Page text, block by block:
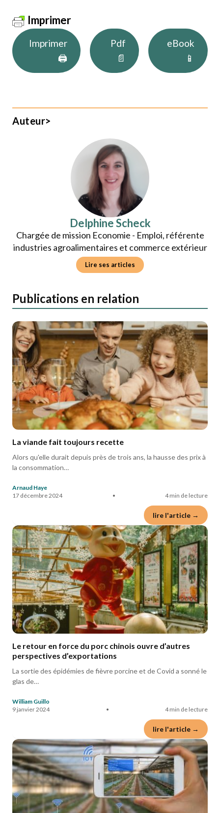
Imprimer
Imprimer
🖨
Pdf
📄
eBook
📱
Auteur>
Delphine Scheck
Chargée de mission Economie - Emploi, référente
industries agroalimentaires et commerce extérieur
Lire ses articles
Publications en relation
La viande fait toujours recette
Alors qu'elle durait depuis près de trois ans, la hausse des prix à
la consommation…
Arnaud Haye
17 décembre 2024
• 4 min de lecture
lire l'article →
Le retour en force du porc chinois ouvre d’autres
perspectives d’exportations
La sortie des épidémies de fièvre porcine et de Covid a sonné le
glas de…
William Guillo
9 janvier 2024
• 4 min de lecture
lire l'article →